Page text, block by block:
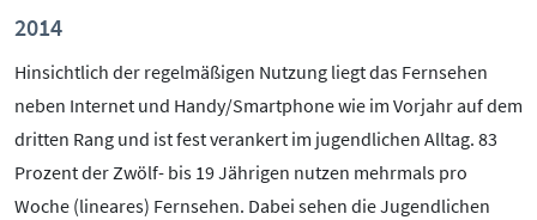
2014
Hinsichtlich der regelmäßigen Nutzung liegt das Fernsehen
neben Internet und Handy/Smartphone wie im Vorjahr auf dem
dritten Rang und ist fest verankert im jugendlichen Alltag. 83
Prozent der Zwölf- bis 19 Jährigen nutzen mehrmals pro
Woche (lineares) Fernsehen. Dabei sehen die Jugendlichen